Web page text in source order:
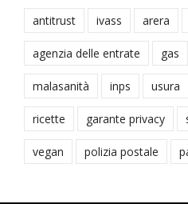
antitrust ivass arera
agenzia delle entrate gas
malasanità inps usura
ricette garante privacy
vegan polizia postale